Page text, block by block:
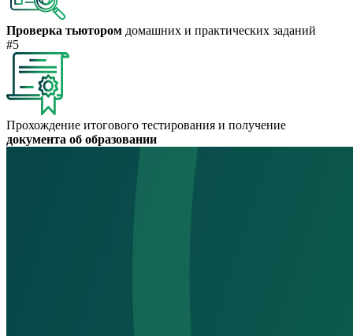
Проверка тьютором домашних и практических заданий
#5
Прохождение итогового тестирования и получение
документа об образовании